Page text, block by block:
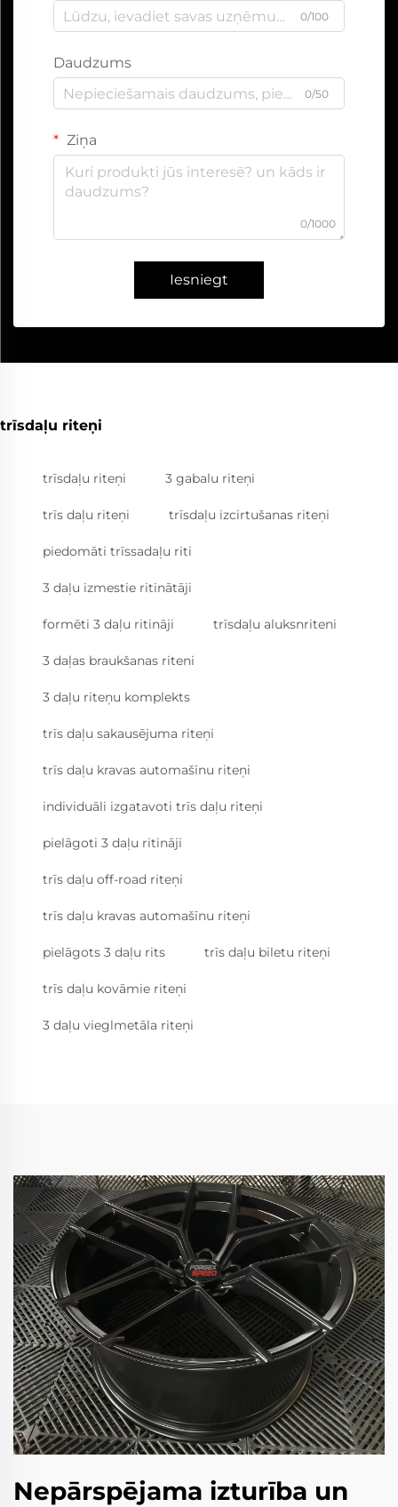
0/100
Daudzums
0/50
Ziņa
0/1000
Iesniegt
trīsdaļu riteņi
trīsdaļu riteņi 3 gabalu riteņi
trīs daļu riteņi trīsdaļu izcirtušanas riteņi
piedomāti trīssadaļu riti
3 daļu izmestie ritinātāji
formēti 3 daļu ritināji trīsdaļu aluksnriteni
3 daļas braukšanas riteni
3 daļu riteņu komplekts
trīs daļu sakausējuma riteņi
trīs daļu kravas automašīnu riteņi
individuāli izgatavoti trīs daļu riteņi
pielāgoti 3 daļu ritināji
trīs daļu off-road riteņi
trīs daļu kravas automašīnu riteņi
pielāgots 3 daļu rits trīs daļu biletu riteņi
trīs daļu kovāmie riteņi
3 daļu vieglmetāla riteņi
Nepārspējama izturība un